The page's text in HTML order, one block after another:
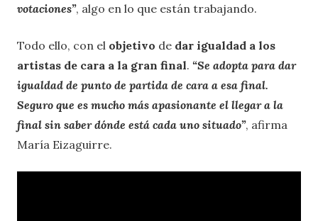
votaciones”, algo en lo que están trabajando.
Todo ello, con el objetivo de dar igualdad a los
artistas de cara a la gran final. “Se adopta para dar
igualdad de punto de partida de cara a esa final.
Seguro que es mucho más apasionante el llegar a la
final sin saber dónde está cada uno situado”, afirma
María Eizaguirre.